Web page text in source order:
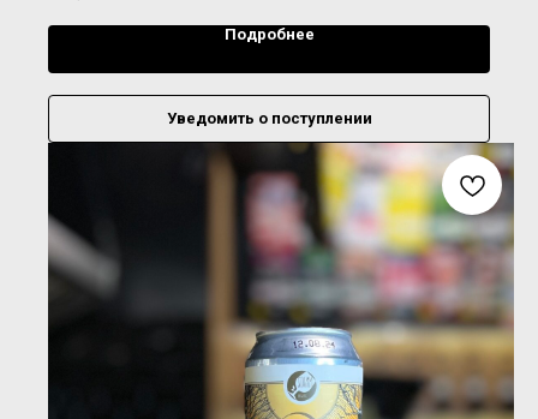
Подробнее
Уведомить о поступлении